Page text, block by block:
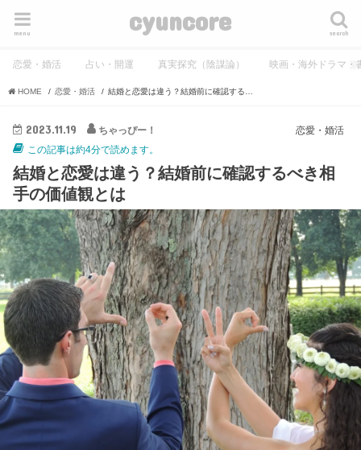
cyuncore search
menu
恋愛・婚活 占い・開運 真実探究（陰謀論） 映画・海外ドラマ・
HOME 恋愛・婚活
恋愛・婚活
2023.11.19
ちゃっぴー！
この記事は約4分で読めます。
結婚と恋愛は違う？結婚前に確認するべき相
手の価値観とは